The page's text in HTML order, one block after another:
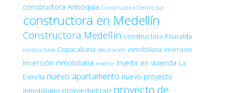
constructora Antioquia Constructora Centro Sur
constructora en Medellín
Constructora Medellín constructora Risaralda
constructoras Copacabana decoración inmobiliaria inversión
inversión inmobiliaria invertir Invertir en vivienda La
Estrella nuevo apartamento nuevo proyecto
inmobiliario propiedad raíz proyecto de